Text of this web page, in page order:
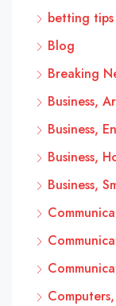
betting tips
Blog
Breaking
Business,
Business,
Business,
Business,